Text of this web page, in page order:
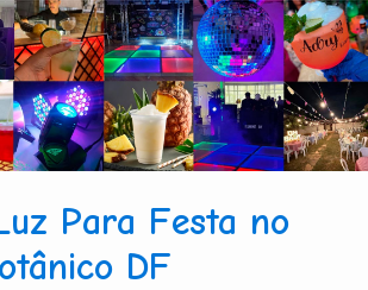
Para Festa no
DF